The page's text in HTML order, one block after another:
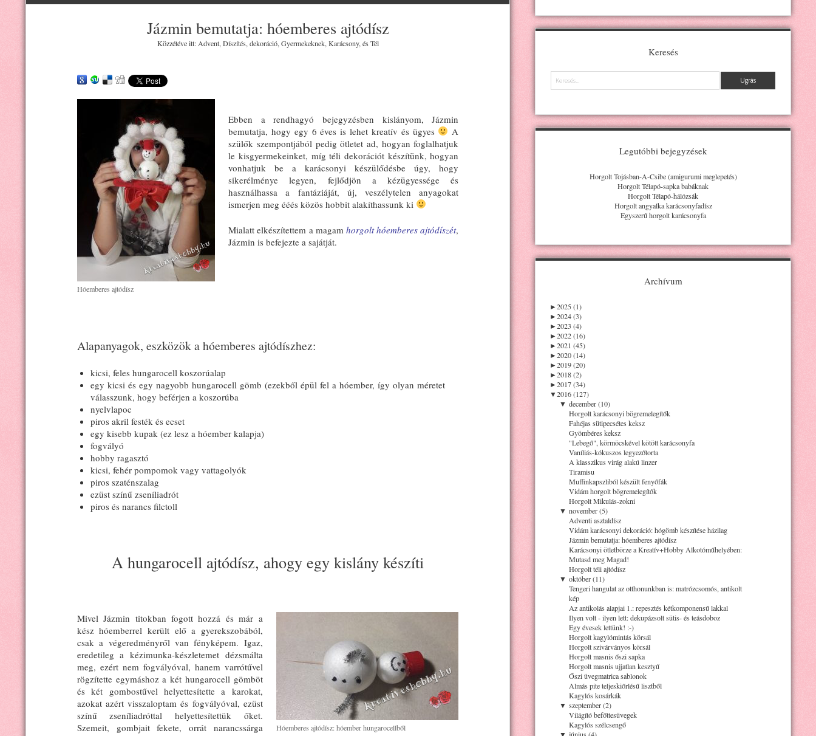
Jázmin bemutatja: hóemberes ajtódísz
Közzétéve itt:Advent,Díszítés, dekoráció,Gyermekeknek,Karácsony, ésTél
Hóemberes ajtódísz
Ebben a rendhagyó bejegyzésben kislányom, Jázmin
bemutatja, hogy egy 6 éves is lehet kreatív és ügyes
A
szülők szempontjából pedig ötletet ad, hogyan foglalhatjuk
le kisgyermekeinket, míg téli dekorációt készítünk, hogyan
vonhatjuk be a karácsonyi készülődésbe úgy, hogy
sikerélménye legyen, fejlődjön a kézügyessége és
használhassa a fantáziáját, új, veszélytelen anyagokat
ismerjen meg ééés közös hobbit alakíthassunk ki
Mialatt elkészítettem a magam horgolt hóemberes ajtódíszét,
Jázmin is befejezte a sajátját.
Alapanyagok, eszközök a hóemberes ajtódíszhez:
kicsi, feles hungarocell koszorúalap
egy kicsi és egy nagyobb hungarocell gömb (ezekből épül fel a hóember, így olyan méretet
válasszunk, hogy beférjen a koszorúba
nyelvlapoc
piros akril festék és ecset
egy kisebb kupak (ez lesz a hóember kalapja)
fogvályó
hobby ragasztó
kicsi, fehér pompomok vagy vattagolyók
piros szaténszalag
ezüst színű zseníliadrót
piros és narancs filctoll
A hungarocell ajtódísz, ahogy egy kislány készíti
Hóemberes ajtódísz: hóember hungarocellből
Mivel Jázmin titokban fogott hozzá és már a
kész hóemberrel került elő a gyerekszobából,
csak a végeredményről van fényképem. Igaz,
eredetileg a kézimunka-készletemet dézsmálta
meg, ezért nem fogvályóval, hanem varrótűvel
rögzítette egymáshoz a két hungarocell gömböt
és két gombostűvel helyettesítette a karokat,
azokat azért visszaloptam és fogvályóval, ezüst
színű zseníliadróttal helyettesítettük őket.
Szemeit, gombjait fekete, orrát narancssárga
Keresés
Keresés
Legutóbbi bejegyzések
Horgolt Tojásban-A-Csibe (amigurumi meglepetés)
Horgolt Télapó-sapka babáknak
Horgolt Télapó-hálózsák
Horgolt angyalka karácsonyfadísz
Egyszerű horgolt karácsonyfa
Archívum
►2025 (1)
►2024 (3)
►2023 (4)
►2022 (16)
►2021 (45)
►2020 (14)
►2019 (20)
►2018 (2)
►2017 (34)
▼2016 (127)
▼ december (10)
Horgolt karácsonyi bögremelegítők
Fahéjas sütipecsétes keksz
Gyömbéres keksz
"Lebegő", körmöcskével kötött karácsonyfa
Vaníliás-kókuszos legyezőtorta
A klasszikus virág alakú linzer
Tiramisu
Muffinkapszliból készült fenyőfák
Vidám horgolt bögremelegítők
Horgolt Mikulás-zokni
▼ november (5)
Adventi asztaldísz
Vidám karácsonyi dekoráció: hógömb készítése házilag
Jázmin bemutatja: hóemberes ajtódísz
Karácsonyi ötletbörze a Kreatív+Hobby Alkotóműhelyében:
Mutasd meg Magad!
Horgolt téli ajtódísz
▼ október (11)
Tengeri hangulat az otthonunkban is: matrózcsomós, antikolt
kép
Az antikolás alapjai 1.: repesztés kétkomponensű lakkal
Ilyen volt - ilyen lett: dekupázsolt sütis- és teásdoboz
Egy évesek lettünk! :-)
Horgolt kagylómintás körsál
Horgolt szivárványos körsál
Horgolt masnis őszi sapka
Horgolt masnis ujjatlan kesztyű
Őszi üvegmatrica sablonok
Almás pite teljeskiőrlésű lisztből
Kagylós kosárkák
▼ szeptember (2)
Világító befőttesüvegek
Kagylós szélcsengő